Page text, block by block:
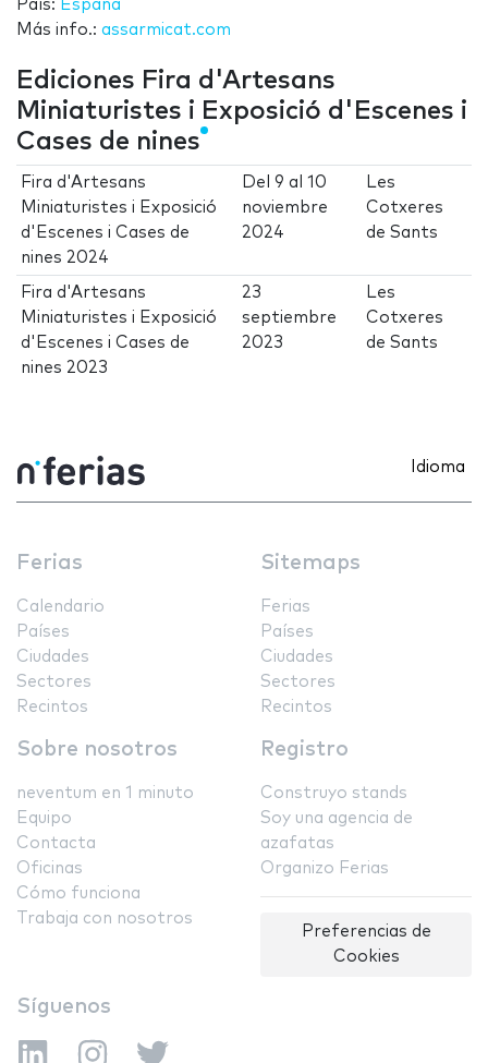
País: España
Más info.: assarmicat.com
Ediciones Fira d'Artesans
Miniaturistes i Exposició d'Escenes i
Cases de nines
Fira d'Artesans
Miniaturistes i Exposició
d'Escenes i Cases de
nines 2024
Del9 al10
noviembre
2024
Les
Cotxeres
de Sants
Fira d'Artesans
Miniaturistes i Exposició
d'Escenes i Cases de
nines 2023
23
septiembre
2023
Les
Cotxeres
de Sants
Idioma
Ferias
Calendario
Países
Ciudades
Sectores
Recintos
Sitemaps
Ferias
Países
Ciudades
Sectores
Recintos
Sobre nosotros
neventum en 1 minuto
Equipo
Contacta
Oficinas
Cómo funciona
Trabaja con nosotros
Registro
Construyo stands
Soy una agencia de
azafatas
Organizo Ferias
Preferencias de
Cookies
Síguenos